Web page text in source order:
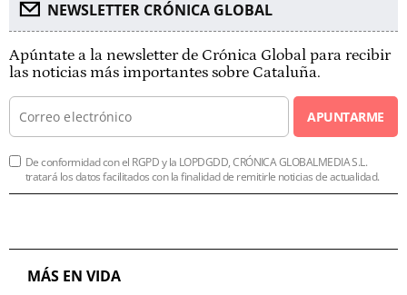
NEWSLETTER CRÓNICA GLOBAL
Apúntate a la newsletter de Crónica Global para recibir
las noticias más importantes sobre Cataluña.
APUNTARME
De conformidad con el RGPD y la LOPDGDD, CRÓNICA GLOBALMEDIA S.L.
tratará los datos facilitados con la finalidad de remitirle noticias de actualidad.
MÁS EN VIDA